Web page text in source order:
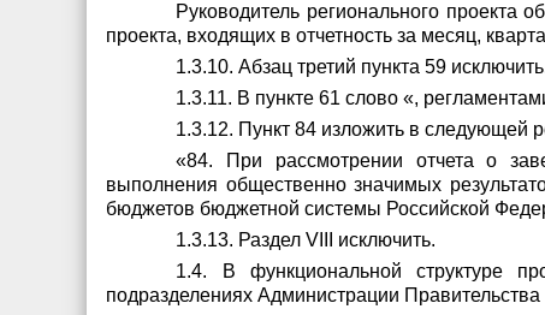
Руководитель регионального проекта
проекта, входящих в отчетность за месяц,
1.3.10. Абзац третий пункта 59
1.3.11. В пункте 61 слово «,
1.3.12. Пункт 84 изложить в следующей
«84. При рассмотрении отчета о
выполнения общественно значимых
бюджетов бюджетной системы Российской
1.3.13. РазделVIII
исключить.
1.4. В функциональной структуре
подразделениях Администрации